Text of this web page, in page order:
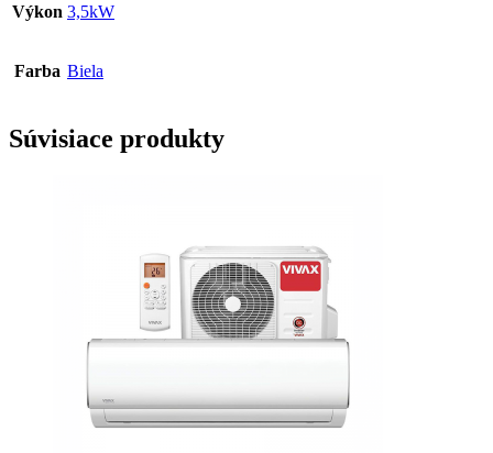
Výkon 3,5kW
Farba Biela
Súvisiace produkty